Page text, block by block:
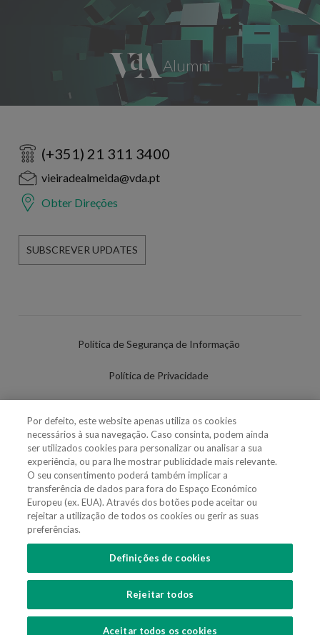
(+351) 21 311 3400
vieiradealmeida@vda.pt
Obter Direções
SUBSCREVER UPDATES
Política de Segurança de Informação
Política de Privacidade
Política de Cookies
Definições de cookies
Uso Fraudulento Nome/Marca
SIGA-NOS
Advogados e Consultores, SP RL. Todos os direitos reservados.
Created by
.
Por defeito, este website apenas utiliza os cookies
necessários à sua navegação. Caso consinta, podem ainda
ser utilizados cookies para personalizar ou analisar a sua
experiência, ou para lhe mostrar publicidade mais relevante.
O seu consentimento poderá também implicar a
transferência de dados para fora do Espaço Económico
Europeu (ex. EUA). Através dos botões pode aceitar ou
rejeitar a utilização de todos os cookies ou gerir as suas
preferências.
Definições de cookies
Rejeitar todos
Aceitar todos os cookies